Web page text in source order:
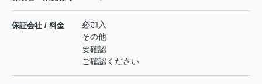
保証会社 / 料金
必加入
その他
要確認
ご確認ください